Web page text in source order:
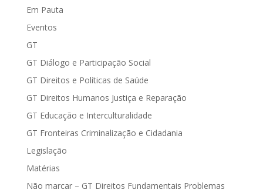
Em Pauta
Eventos
GT
GT Diálogo e Participação Social
GT Direitos e Políticas de Saúde
GT Direitos Humanos Justiça e Reparação
GT Educação e Interculturalidade
GT Fronteiras Criminalização e Cidadania
Legislação
Matérias
Não marcar – GT Direitos Fundamentais Problemas